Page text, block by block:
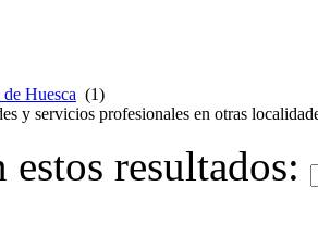
Huesca (1)
y servicios profesionales en otras
estos resultados: